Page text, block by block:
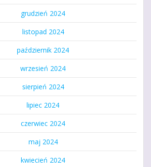
grudzień 2024
listopad 2024
październik 2024
wrzesień 2024
sierpień 2024
lipiec 2024
czerwiec 2024
maj 2024
kwiecień 2024